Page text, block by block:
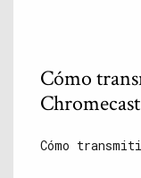
Cómo
Chromecast
Cómo